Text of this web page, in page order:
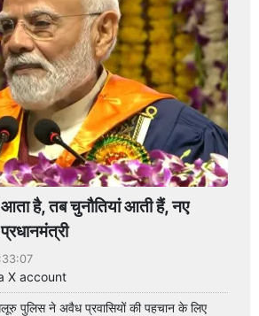
है, तब चुनौतियां आती हैं, नए
X account
पुलिस ने अवैध प्रवासियों की पहचान के लिए